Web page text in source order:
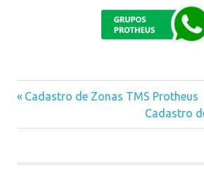
Previous
Cadastro de Zonas TMS Protheus
Next
Post:
Cadastro